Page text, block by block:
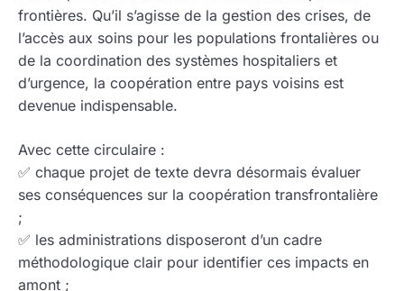
frontières. Qu’il s’agisse de la gestion des crises, de
l’accès aux soins pour les populations frontalières ou
de la coordination des systèmes hospitaliers et
d’urgence, la coopération entre pays voisins est
devenue indispensable.
Avec cette circulaire :
✅ chaque projet de texte devra désormais évaluer
ses conséquences sur la coopération transfrontalière
;
✅ les administrations disposeront d’un cadre
méthodologique clair pour identifier ces impacts en
amont ;